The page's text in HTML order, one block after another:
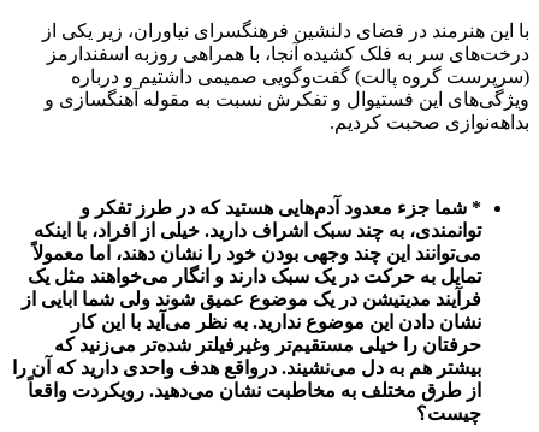
با این هنرمند در فضای دلنشین فرهنگسرای نیاوران، زیر یکی از
درخت‌های سر به فلک کشیده آنجا، با همراهی روزبه اسفندارمز
(سرپرست گروه پالت) گفت‌وگویی صمیمی داشتیم و درباره
ویژگی‌های این فستیوال و تفکرش نسبت به مقوله آهنگسازی و
بداهه‌نوازی صحبت کردیم.
* شما جزء معدود آدم‌هایی هستید که در طرز تفکر و
توانمندی، به چند سبک اشراف دارید. خیلی از افراد، با اینکه
می‌توانند این چند وجهی بودن خود را نشان دهند، اما معمولاً
تمایل به حرکت در یک سبک دارند و انگار می‌خواهند مثل یک
فرآیند مدیتیشن در یک موضوع عمیق شوند ولی شما ابایی از
نشان دادن این موضوع ندارید. به نظر می‌آید با این کار
حرفتان را خیلی مستقیم‌تر وغیرفیلتر شده‌تر می‌زنید که
بیشتر هم به دل می‌نشیند. درواقع هدف واحدی دارید که آن را
از طرق مختلف به مخاطبت نشان می‌دهید. رویکردت واقعاً
چیست؟